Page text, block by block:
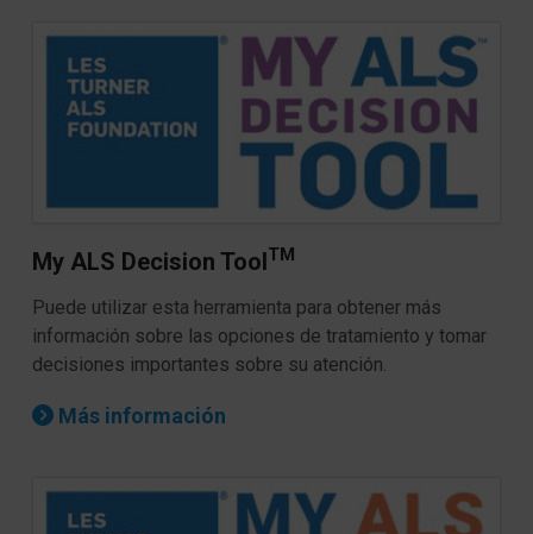
My ALS Decision ToolTM
Puede utilizar esta herramienta para obtener más
información sobre las opciones de tratamiento y tomar
decisiones importantes sobre su atención.
Más información